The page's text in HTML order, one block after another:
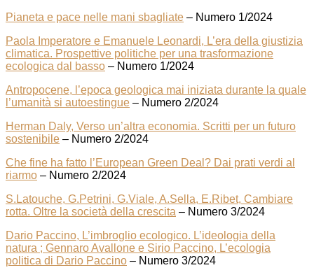
Pianeta e pace nelle mani sbagliate – Numero 1/2024
Paola Imperatore e Emanuele Leonardi, L’era della giustizia
climatica. Prospettive politiche per una trasformazione
ecologica dal basso – Numero 1/2024
Antropocene, l’epoca geologica mai iniziata durante la quale
l’umanità si autoestingue – Numero 2/2024
Herman Daly, Verso un’altra economia. Scritti per un futuro
sostenibile – Numero 2/2024
Che fine ha fatto l’European Green Deal? Dai prati verdi al
riarmo – Numero 2/2024
S.Latouche, G.Petrini, G.Viale, A.Sella, E.Ribet, Cambiare
rotta. Oltre la società della crescita – Numero 3/2024
Dario Paccino, L’imbroglio ecologico. L’ideologia della
natura ; Gennaro Avallone e Sirio Paccino, L’ecologia
politica di Dario Paccino – Numero 3/2024